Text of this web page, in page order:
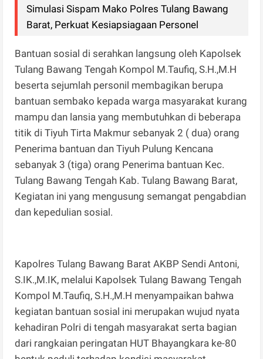
Simulasi Sispam Mako Polres Tulang Bawang
Barat, Perkuat Kesiapsiagaan Personel
Bantuan sosial di serahkan langsung oleh Kapolsek
Tulang Bawang Tengah Kompol M.Taufiq, S.H.,M.H
beserta sejumlah personil membagikan berupa
bantuan sembako kepada warga masyarakat kurang
mampu dan lansia yang membutuhkan di beberapa
titik di Tiyuh Tirta Makmur sebanyak 2 ( dua) orang
Penerima bantuan dan Tiyuh Pulung Kencana
sebanyak 3 (tiga) orang Penerima bantuan Kec.
Tulang Bawang Tengah Kab. Tulang Bawang Barat,
Kegiatan ini yang mengusung semangat pengabdian
dan kepedulian sosial.
Kapolres Tulang Bawang Barat AKBP Sendi Antoni,
S.IK.,M.IK, melalui Kapolsek Tulang Bawang Tengah
Kompol M.Taufiq, S.H.,M.H menyampaikan bahwa
kegiatan bantuan sosial ini merupakan wujud nyata
kehadiran Polri di tengah masyarakat serta bagian
dari rangkaian peringatan HUT Bhayangkara ke-80